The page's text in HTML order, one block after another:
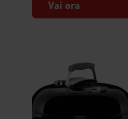
Vai ora
Partecipare
è
facilissimo